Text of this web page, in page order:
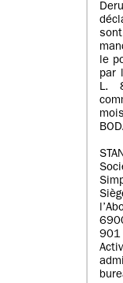
le
par
L.
901